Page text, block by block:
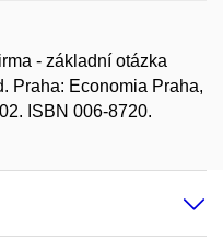
- základní otázka
Praha: Economia Praha,
ISBN 006-8720.